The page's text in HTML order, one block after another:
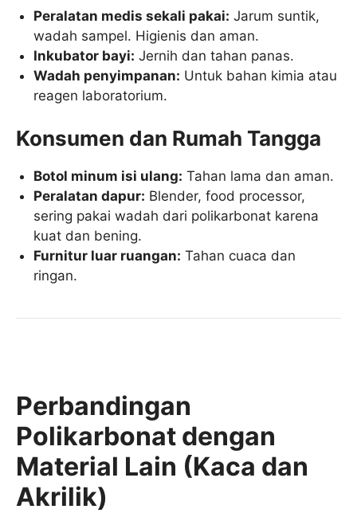
Peralatan medis sekali pakai: Jarum suntik,
wadah sampel. Higienis dan aman.
Inkubator bayi: Jernih dan tahan panas.
Wadah penyimpanan: Untuk bahan kimia atau
reagen laboratorium.
Konsumen dan Rumah Tangga
Botol minum isi ulang: Tahan lama dan aman.
Peralatan dapur: Blender, food processor,
sering pakai wadah dari polikarbonat karena
kuat dan bening.
Furnitur luar ruangan: Tahan cuaca dan
ringan.
Perbandingan
Polikarbonat dengan
Material Lain (Kaca dan
Akrilik)